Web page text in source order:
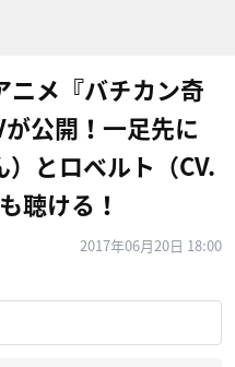
ニメ『バチカン奇
公開！一足先に
）とロベルト（CV.
聴ける！
2017年06月20日 18:00